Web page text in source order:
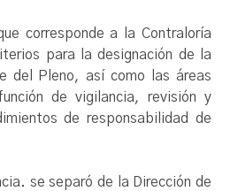
corresponde a la Contraloría
para la designación de la
del Pleno, así como las áreas
de vigilancia, revisión y
de responsabilidad de
se separó de la Dirección de